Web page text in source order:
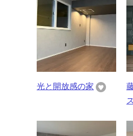
光と開放感の家
ス